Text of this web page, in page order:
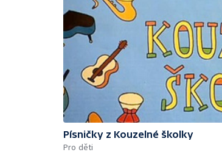
Písničky z Kouzelné školky
Pro děti